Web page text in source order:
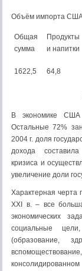
Объём импорта США
Общая
сумма
Продукты
и напитки
1622,5 64,8
В экономике США
Остальные 72%
2004 г. доля
дохода
кризиса и
увеличение доли
Характерная черта
XXI в. – все
экономических
социальные
(образование,